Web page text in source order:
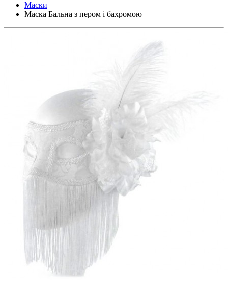
Маски
Маска Бальна з пером і бахромою